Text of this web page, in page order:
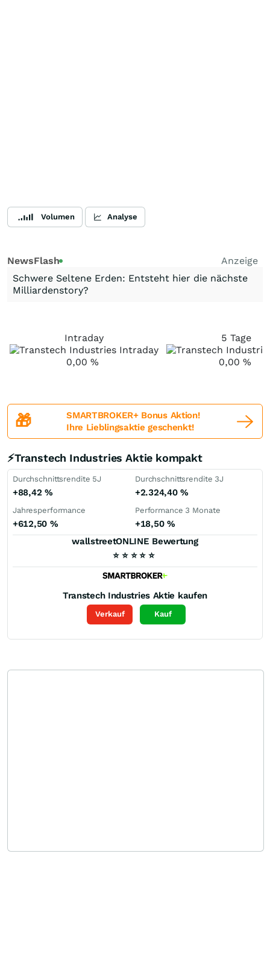
Volumen Analyse
NewsFlash
Anzeige
Schwere Seltene Erden: Entsteht hier die nächste
Milliardenstory?
Intraday
0,00 %
5 Tage
0,00 %
🎁
SMARTBROKER+ Bonus Aktion!
Ihre Lieblingsaktie geschenkt!
⚡Transtech Industries Aktie kompakt
Durchschnittsrendite 5J
+88,42 %
Durchschnittsrendite 3J
+2.324,40 %
Jahresperformance
+612,50 %
Performance 3 Monate
+18,50 %
wallstreetONLINE Bewertung
⭐ ⭐ ⭐ ⭐ ⭐
Transtech Industries Aktie kaufen
Verkauf Kauf